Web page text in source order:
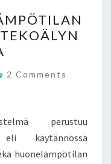
Comments
2 Comments
perustuu
käytännössä
huonelämpötilan